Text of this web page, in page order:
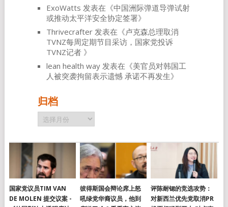
ExoWatts 发表在《中国洲际弹道导弹试射
或推动太平洋安全协定签署》
Thrivecrafter发表在《卢克森总理取消
TVNZ每周定期节目采访，国家党投诉
TVNZ记者 》
lean health way发表在《美官员对韩国工
人被突袭拘留表示遗憾 承诺不再发生》
归档
归
档
国家党议员TIM VAN
DE MOLEN 提交议案 -
彼得斯国会辩论席上怒
吼绿党华裔议员，他到
评陈耐锶的竞选攻势：
对新西兰优先党取消PR